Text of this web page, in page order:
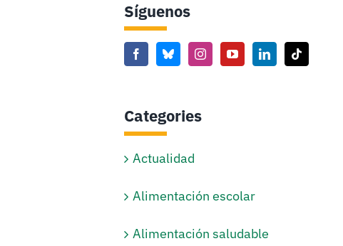
Síguenos
Categories
Actualidad
Alimentación escolar
Alimentación saludable